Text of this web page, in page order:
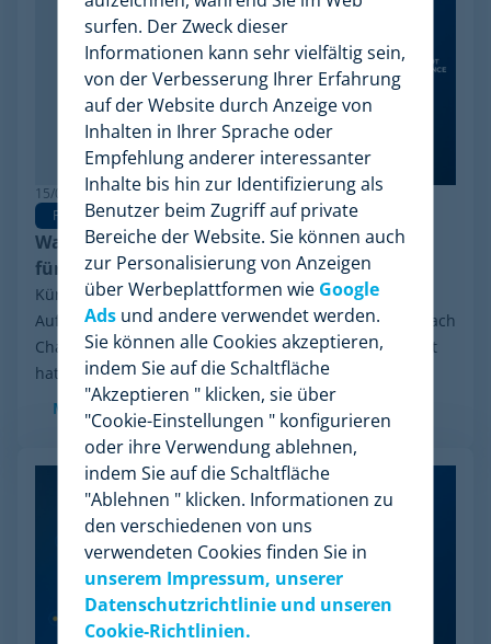
15/06/2026
Pricing Software
Warum Minderest die beste Wiser Alternative
für Pricing Intelligence ist
Kürzlich sorgte eine Entwicklung in der Branche für
Aufsehen: das finanzielle Reorganisationsverfahren nach
Chapter 11, das Wiser Solutions in den USA eingeleitet
hat. Auch wenn diese Maßnahme weder...
Mehr sehen
surfen. Der Zweck dieser
Informationen kann sehr vielfältig sein,
von der Verbesserung Ihrer Erfahrung
auf der Website durch Anzeige von
Inhalten in Ihrer Sprache oder
Empfehlung anderer interessanter
Inhalte bis hin zur Identifizierung als
Benutzer beim Zugriff auf private
Bereiche der Website. Sie können auch
zur Personalisierung von Anzeigen
über Werbeplattformen wie Google
Adsund andere verwendet werden.
Sie können alle Cookies akzeptieren,
indem Sie auf die Schaltfläche
"Akzeptieren " klicken, sie über
"Cookie-Einstellungen " konfigurieren
oder ihre Verwendung ablehnen,
indem Sie auf die Schaltfläche
"Ablehnen " klicken. Informationen zu
den verschiedenen von uns
verwendeten Cookies finden Sie in
unserem Impressum, unserer
Datenschutzrichtlinie und unseren
Cookie-Richtlinien.